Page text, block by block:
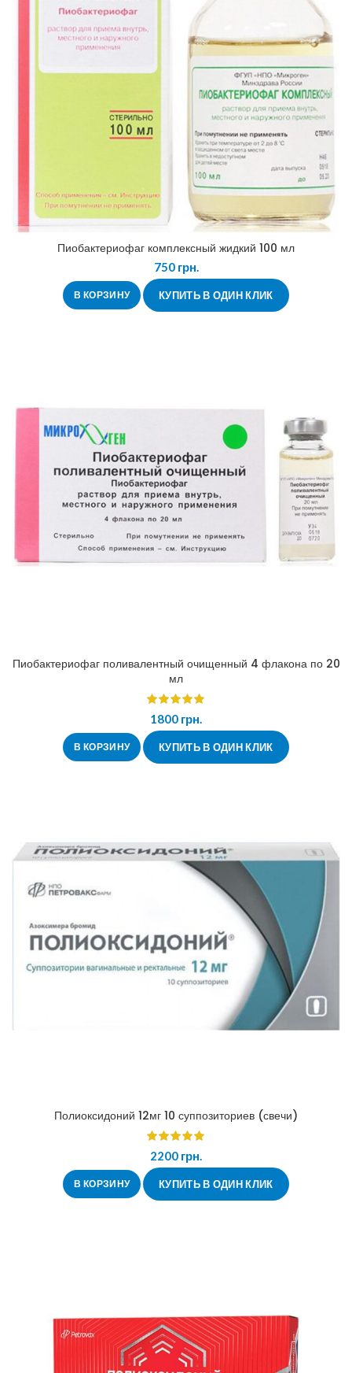
Пиобактериофаг комплексный жидкий 100 мл
750грн.
В КОРЗИНУ КУПИТЬ В ОДИН КЛИК
Пиобактериофаг поливалентный очищенный 4 флакона по 20
мл
1800 грн.
В КОРЗИНУ КУПИТЬ В ОДИН КЛИК
Полиоксидоний 12мг 10 суппозиториев (свечи)
2200 грн.
В КОРЗИНУ КУПИТЬ В ОДИН КЛИК